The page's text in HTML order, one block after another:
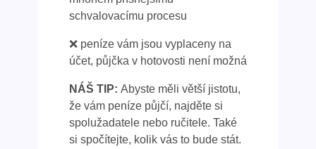
schvalovacímu procesu
❌ peníze vám jsou vyplaceny na
účet, půjčka v hotovosti není možná
NÁŠ TIP: Abyste měli větší jistotu,
že vám peníze půjčí, najděte si
spolužadatele nebo ručitele. Také
si spočítejte, kolik vás to bude stát.